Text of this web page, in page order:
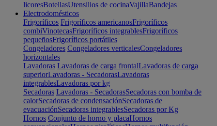
licoresBotellasUtensilios de cocinaVajillaBandejas
Electrodomésticos
Frigoríficos Frigoríficos americanosFrigoríficos
combiVinotecasFrigoríficos integrablesFrigoríficos
pequeñosFrigoríficos portátiles
Congeladores Congeladores verticalesCongeladores
horizontales
Lavadoras Lavadoras de carga frontalLavadoras de carga
superiorLavadoras - SecadorasLavadoras
integrablesLavadoras por kg
Secadoras Lavadoras - SecadorasSecadoras con bomba de
calorSecadoras de condensaciónSecadoras de
evacuaciónSecadoras integrablesSecadoras por Kg
Hornos Conjunto de horno y placaHornos